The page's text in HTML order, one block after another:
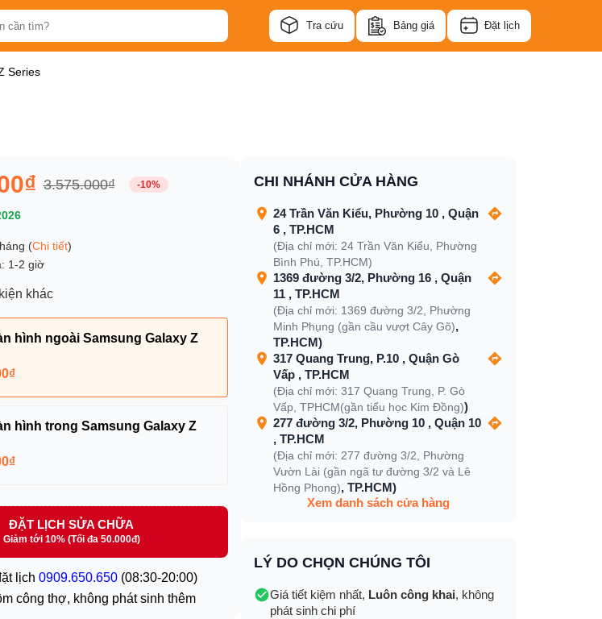
Tra cứu Bảng giá Đặt lịch
Series
3.575.000₫ -10%
(Chi tiết)
1-2 giờ
khác
hình ngoài Samsung Galaxy Z
hình trong Samsung Galaxy Z
ĐẶT LỊCH SỬA CHỮA
Giảm tới 10% (Tối đa 50.000đ)
lịch0909.650.650 (08:30-20:00)
công thợ, không phát sinh thêm
CHI NHÁNH CỬA HÀNG
24 Trần Văn Kiểu, Phường 10 , Quận
6 , TP.HCM
(Địa chỉ mới: 24 Trần Văn Kiểu, Phường
Bình Phú, TP.HCM)
1369 đường 3/2, Phường 16 , Quận
11 , TP.HCM
(Địa chỉ mới: 1369 đường 3/2, Phường
Minh Phụng (gần cầu vượt Cây Gõ),
TP.HCM)
317 Quang Trung, P.10 , Quận Gò
Vấp , TP.HCM
(Địa chỉ mới: 317 Quang Trung, P. Gò
Vấp, TPHCM(gần tiểu học Kim Đồng))
277 đường 3/2, Phường 10 , Quận 10
, TP.HCM
(Địa chỉ mới: 277 đường 3/2, Phường
Vườn Lài (gần ngã tư đường 3/2 và Lê
Hồng Phong), TP.HCM)
Xem danh sách cửa hàng
LÝ DO CHỌN CHÚNG TÔI
Giá tiết kiệm nhất, Luôn công khai, không
phát sinh chi phí